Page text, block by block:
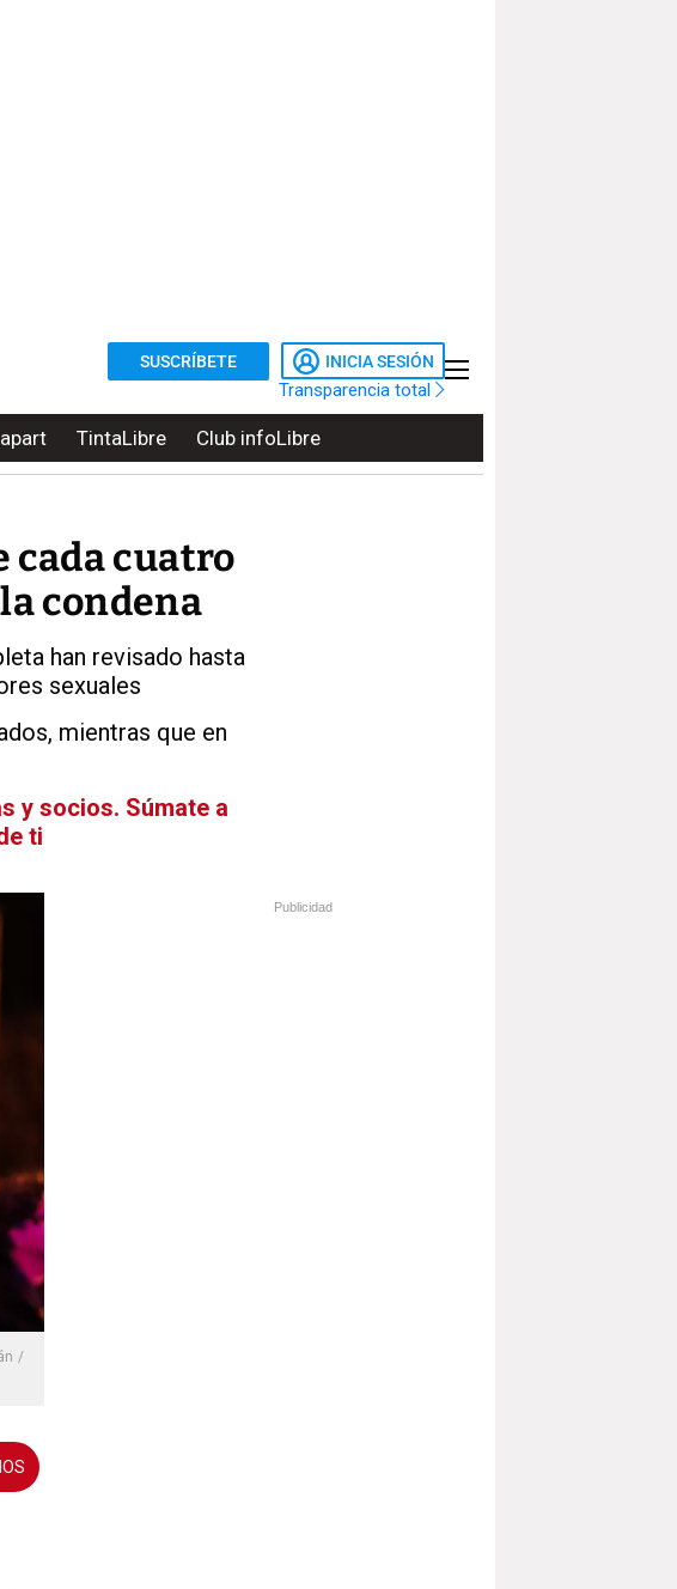
SUSCRÍBETE INICIA SESIÓN
Transparencia total
TintaLibre Club infoLibre
cada cuatro
condena
han revisado hasta
sexuales
mientras que en
y socios. Súmate a
ti
/
Publicidad